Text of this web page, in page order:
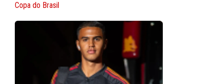
Copa do Brasil